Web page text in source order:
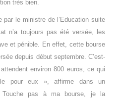
très bien.
par le ministre de l’Education suite
n’a toujours pas été versée, les
et pénible. En effet, cette bourse
depuis début septembre. C’est-
environ 800 euros, ce qui
pour eux », affirme dans un
Touche pas à ma bourse, je la